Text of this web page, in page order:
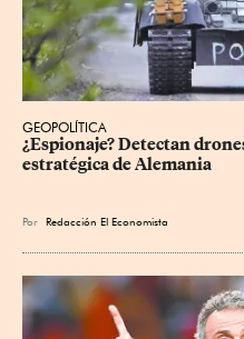
GEOPOLÍTICA
¿Espionaje? Detectan
estratégica de Alemania
Por Redacción El Economista